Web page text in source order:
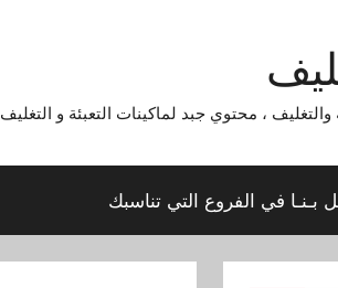
التعبئة و التغليف 01211116954 – 01211116956 – 01211116958
بـنـا في الفروع التي تناسبك